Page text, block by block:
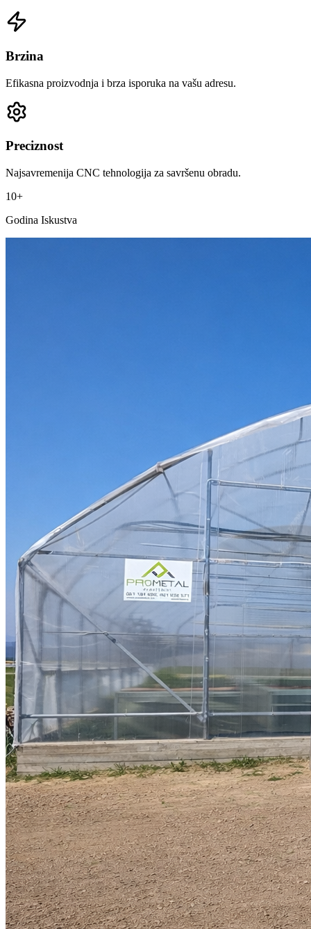
Brzina
Efikasna proizvodnja i brza isporuka na vašu adresu.
Preciznost
Najsavremenija CNC tehnologija za savršenu obradu.
10+
Godina Iskustva